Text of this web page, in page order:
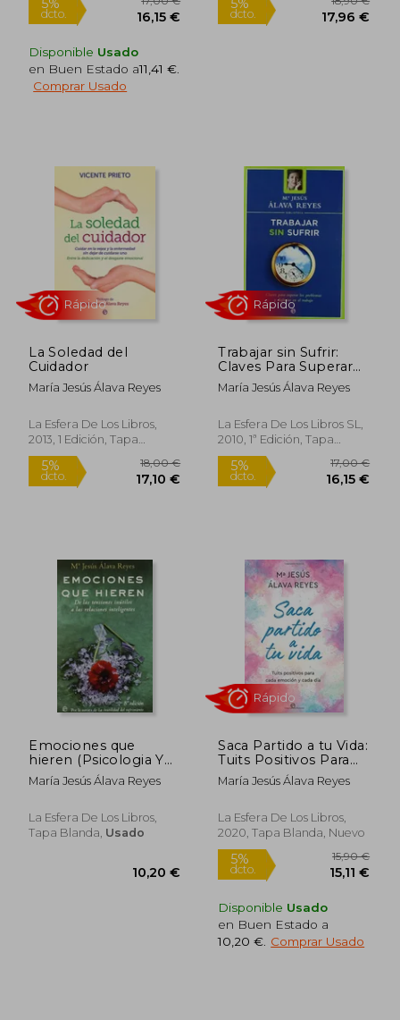
5%
dcto.
Rápido
Disponible Usado
en Buen Estado a11,41 €
Comprar Usado
5%
dcto.
Rápido
La Soledad del
Cuidador
María Jesús Álava Reyes
La Esfera De Los Libros,
2013, 1 Edición, Tapa
Blanda, Nuevo
17,10 €
Rápido
Trabajar sin Sufrir:
Claves Para Superar
los Problemas y
Disfrutar en el Trabajo
María Jesús Álava Reyes
La Esfera De Los Libros SL,
2010, 1ª Edición, Tapa
Blanda, Nuevo
5%
dcto.
Rápido
Emociones que
hieren (Psicologia Y
Salud (esfera))
María Jesús Álava Reyes
La Esfera De Los Libros,
Tapa Blanda, Usado
Saca Partido a tu Vida:
Tuits Positivos Para
Cada Emoción y Cada
día
María Jesús Álava Reyes
La Esfera De Los Libros,
2020, Tapa Blanda, Nuevo
Disponible Usado
en Buen Estado a
10,20 € Comprar Usado